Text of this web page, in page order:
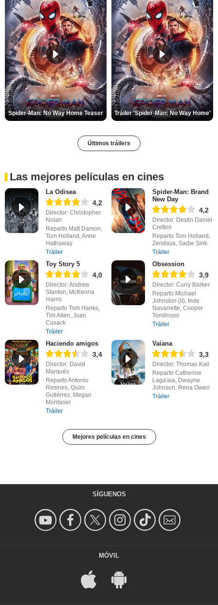
Spider-Man: No Way Home Teaser Tráiler 'Spider-Man: No Way Home'
Últimos tráilers
Las mejores películas en cines
La Odisea
4,2
Director: Christopher
Nolan
Reparto Matt Damon,
Tom Holland, Anne
Hathaway
Tráiler
Spider-Man: Brand
New Day
4,2
Director: Destin Daniel
Cretton
Reparto Tom Holland,
Zendaya, Sadie Sink
Tráiler
Toy Story 5
4,0
Director: Andrew
Stanton, McKenna
Harris
Reparto Tom Hanks,
Tim Allen, Joan
Cusack
Tráiler
Obsession
3,9
Director: Curry Barker
Reparto Michael
Johnston (II), Inde
Navarrette, Cooper
Tomlinson
Tráiler
Haciendo amigos
3,4
Director: David
Marqués
Reparto Antonio
Resines, Quim
Gutiérrez, Megan
Montaner
Tráiler
Vaiana
3,3
Director: Thomas Kail
Reparto Catherine
Laga'aia, Dwayne
Johnson, Rena Owen
Tráiler
Mejores películas en cines
SÍGUENOS
MÓVIL